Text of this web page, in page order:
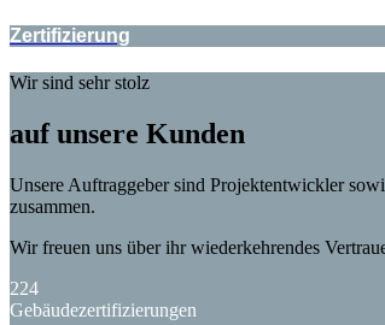
Zertifizierung
Wir sind sehr stolz
auf unsere Kunden
Unsere Auftraggeber sind Projektentwickler
zusammen.
Wir freuen uns über ihr wiederkehrendes
224
Gebäudezertifizierungen